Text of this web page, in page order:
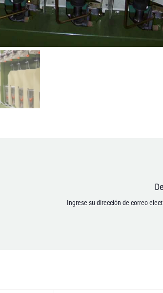
Ingrese su dirección de correo
Doy mi consentimiento para que mis datos